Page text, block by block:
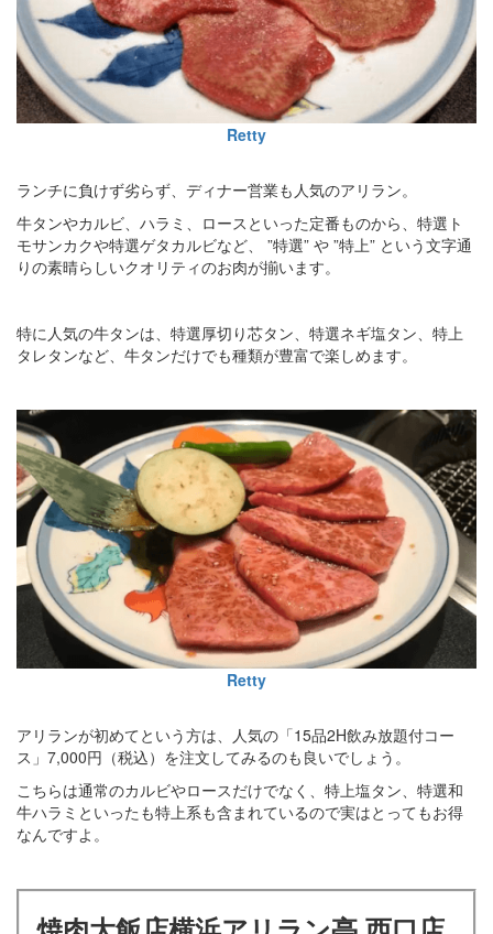
Retty
ランチに負けず劣らず、ディナー営業も人気のアリラン。
牛タンやカルビ、ハラミ、ロースといった定番ものから、特選ト
モサンカクや特選ゲタカルビなど、 ”特選” や ”特上” という文字通
りの素晴らしいクオリティのお肉が揃います。
特に人気の牛タンは、特選厚切り芯タン、特選ネギ塩タン、特上
タレタンなど、牛タンだけでも種類が豊富で楽しめます。
Retty
アリランが初めてという方は、人気の「15品2H飲み放題付コー
ス」7,000円（税込）を注文してみるのも良いでしょう。
こちらは通常のカルビやロースだけでなく、特上塩タン、特選和
牛ハラミといったも特上系も含まれているので実はとってもお得
なんですよ。